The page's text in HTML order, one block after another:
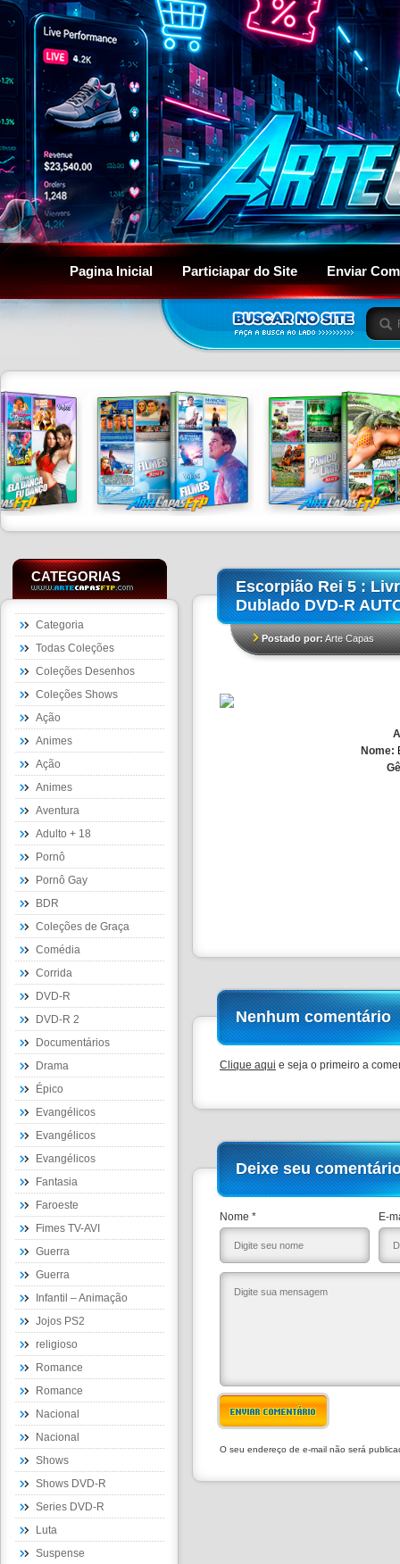
Pagina Inicial Particiapar do Site Enviar
CATEGORIAS
Categoria
Todas Coleções
Coleções Desenhos
Coleções Shows
Ação
Animes
Ação
Animes
Aventura
Adulto + 18
Pornô
Pornô Gay
BDR
Coleções de Graça
Comédia
Corrida
DVD-R
DVD-R 2
Documentários
Drama
Épico
Evangélicos
Evangélicos
Evangélicos
Fantasia
Faroeste
Fimes TV-AVI
Guerra
Guerra
Infantil – Animação
Jojos PS2
religioso
Romance
Romance
Nacional
Nacional
Shows
Shows DVD-R
Series DVD-R
Luta
Suspense
Escorpião Rei 5 :
Dublado DVD-R
Postado por:Arte Capas
Nome:
Nenhum comentário
Clique aqui e seja o primeiro a
Deixe seu
Nome * E-
ENVIAR COMENTÁRIO
O seu endereço de e-mail não será